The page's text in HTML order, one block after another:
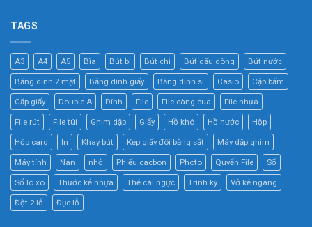
TAGS
A3 A4 A5 Bìa Bút bi Bút chì Bút dấu dòng Bút nước
Băng dính 2 mặt Băng dính giấy Băng dính si Casio Cặp bấm
Cặp giấy Double A Dính File File càng cua File nhựa
File rút File túi Ghim dập Giấy Hồ khô Hồ nước Hộp
Hộp card In Khay bút Kẹp giấy đôi bằng sắt Máy dập ghim
Máy tính Nan nhỏ Phiếu cacbon Photo Quyển File Sổ
Sổ lò xo Thước kẻ nhựa Thẻ cài ngực Trình ký Vở kẻ ngang
Đột 2 lỗ Đục lỗ